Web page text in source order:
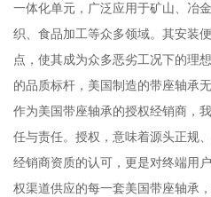
一体化单元，广泛应用于矿山、冶
织、食品加工等众多领域。其安装
点，使其成为众多恶劣工况下的理
的品质标杆，美国制造的带座轴承
作为美国带座轴承的授权经销商，
任与责任。授权，意味着源头正规
经销商资质的认可，更是对终端用
权渠道供应的每一套美国带座轴承